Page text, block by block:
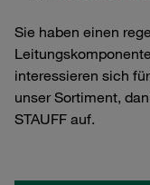
Sie haben einen
interessieren sich
unser Sortiment,
STAUFF auf.